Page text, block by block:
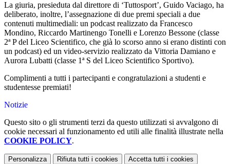
La giuria, presieduta dal direttore di ‘Tuttosport’, Guido Vaciago, ha
deliberato, inoltre, l’assegnazione di due premi speciali a due
contenuti multimediali: un podcast realizzato da Francesco
Mondino, Riccardo Martinengo Tonelli e Lorenzo Bessone (classe
2ª P del Liceo Scientifico, che già lo scorso anno si erano distinti con
un podcast) ed un video-servizio realizzato da Vittoria Damiano e
Aurora Lubatti (classe 1ª S del Liceo Scientifico Sportivo).
Complimenti a tutti i partecipanti e congratulazioni a studenti e
studentesse premiati!
Notizie
Questo sito o gli strumenti terzi da questo utilizzati si avvalgono di
cookie necessari al funzionamento ed utili alle finalità illustrate nella
COOKIE POLICY.
Personalizza Rifiuta tutti i cookies Accetta tutti i cookies